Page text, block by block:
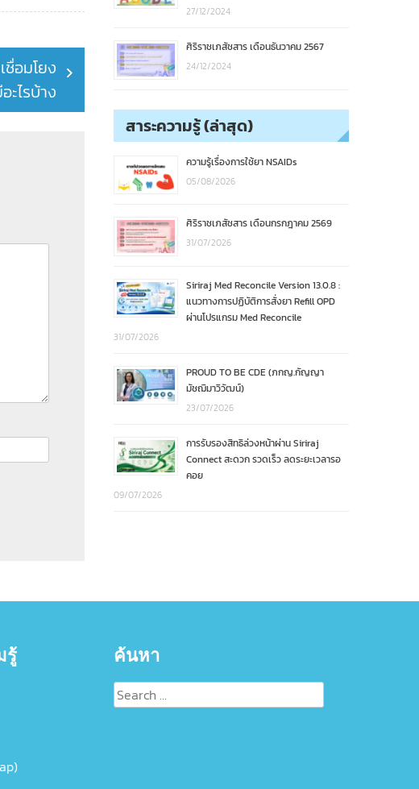
ชื่อมโยง
ะไรบ้าง
27/12/2024
ศิริราชเภสัชสาร เดือนธันวาคม 2567
24/12/2024
สาระความรู้ (ล่าสุด)
ความรู้เรื่องการใช้ยา NSAIDs
05/08/2026
ศิริราชเภสัชสาร เดือนกรกฎาคม 2569
31/07/2026
Siriraj Med Reconcile Version 13.0.8 :
แนวทางการปฏิบัติการสั่งยา Refill OPD
ผ่านโปรแกรม Med Reconcile
31/07/2026
PROUD TO BE CDE (ภกญ.กัญญา
มัชฌิมาวิวัฒน์)
23/07/2026
การรับรองสิทธิล่วงหน้าผ่าน Siriraj
Connect สะดวก รวดเร็ว ลดระยะเวลารอ
คอย
09/07/2026
รู้ ค้นหา
Search
for: